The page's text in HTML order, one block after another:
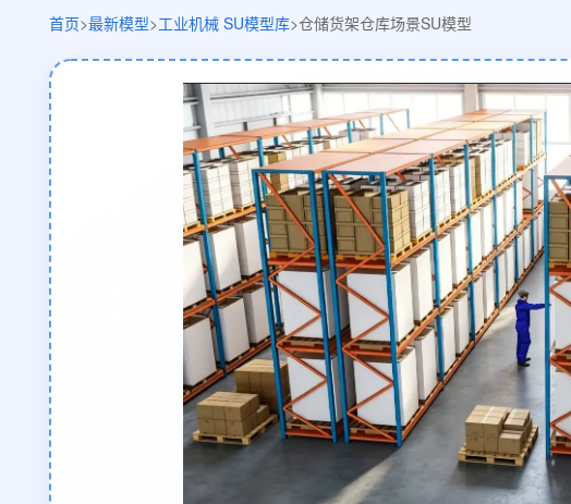
首页>最新模型>工业机械 SU模型库>仓储货架仓库场景SU模型